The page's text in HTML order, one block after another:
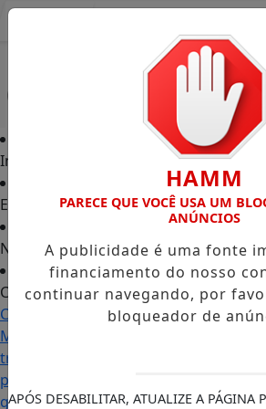
Início
Edições
Notícias
Contato
Carol
Monteiro:
trajetória
política
ganha
HAMM
PARECE QUE VOCÊ USA UM
ANÚNCIOS
A publicidade é uma fonte
financiamento do nosso
continuar navegando, por
bloqueador de
APÓS DESABILITAR, ATUALIZE A PÁGINA